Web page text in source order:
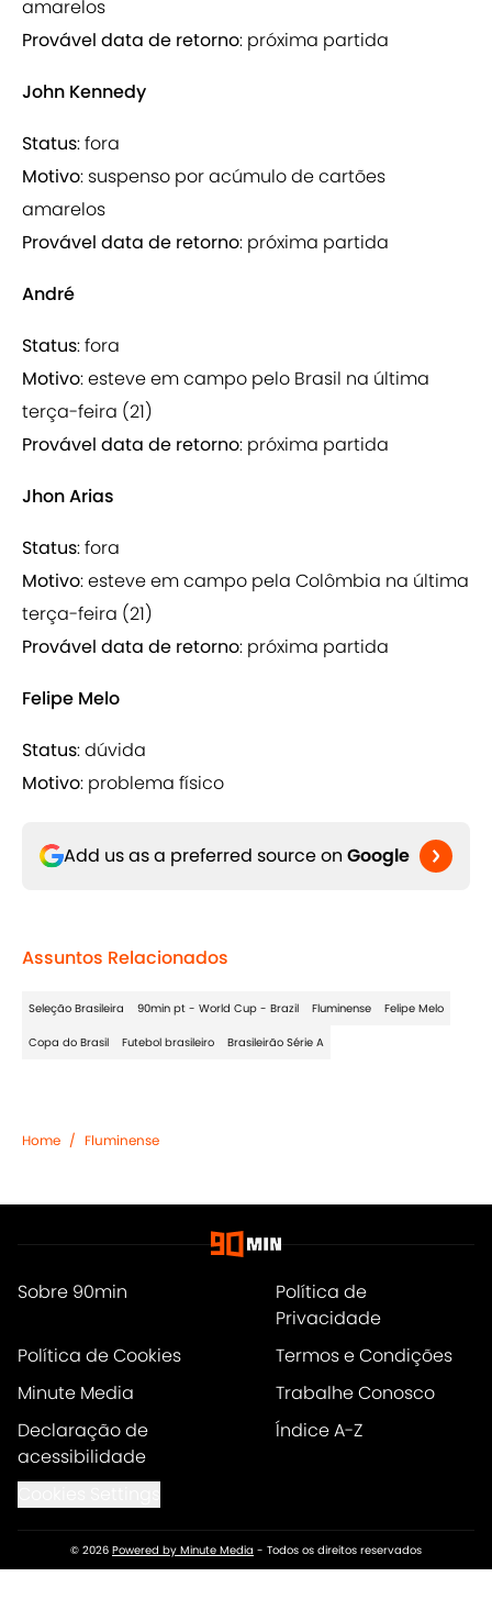
amarelos
Provável data de retorno: próxima partida
John Kennedy
Status: fora
Motivo: suspenso por acúmulo de cartões
amarelos
Provável data de retorno: próxima partida
André
Status: fora
Motivo: esteve em campo pelo Brasil na última
terça-feira (21)
Provável data de retorno: próxima partida
Jhon Arias
Status: fora
Motivo: esteve em campo pela Colômbia na última
terça-feira (21)
Provável data de retorno: próxima partida
Felipe Melo
Status: dúvida
Motivo: problema físico
Add us as a preferred source on Google
Assuntos Relacionados
Seleção Brasileira 90min pt - World Cup - Brazil Fluminense Felipe Melo
Copa do Brasil Futebol brasileiro Brasileirão Série A
Home / Fluminense
Sobre 90min
Política de
Privacidade
Política de Cookies
Termos e Condições
Minute Media
Trabalhe Conosco
Declaração de
acessibilidade
Índice A-Z
© 2026 Powered by Minute Media - Todos os direitos reservados